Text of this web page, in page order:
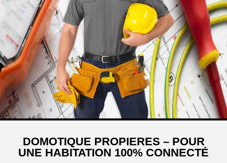
DOMOTIQUE PROPIERES – POUR
UNE HABITATION 100% CONNECTÉ